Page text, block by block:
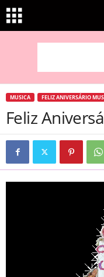
MUSICA FELIZ ANIVERSÁRIO
Feliz